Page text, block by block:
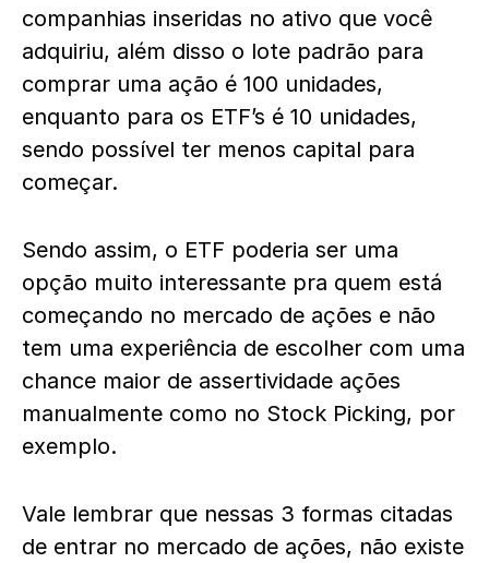
companhias inseridas no ativo que você
adquiriu, além disso o lote padrão para
comprar uma ação é 100 unidades,
enquanto para os ETF’s é 10 unidades,
sendo possível ter menos capital para
começar.
Sendo assim, o ETF poderia ser uma
opção muito interessante pra quem está
começando no mercado de ações e não
tem uma experiência de escolher com uma
chance maior de assertividade ações
manualmente como no Stock Picking, por
exemplo.
Vale lembrar que nessas 3 formas citadas
de entrar no mercado de ações, não existe